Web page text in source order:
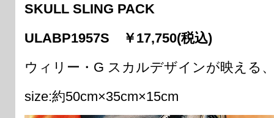
SKULL SLING PACK
ULABP1957S ￥17,750(税込)
ウィリー・G スカルデザインが映える
size:約50cm×35cm×15cm